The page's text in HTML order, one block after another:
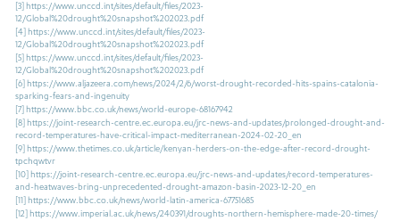
[3] https://www.unccd.int/sites/default/files/2023-
12/Global%20drought%20snapshot%202023.pdf
[4] https://www.unccd.int/sites/default/files/2023-
12/Global%20drought%20snapshot%202023.pdf
[5] https://www.unccd.int/sites/default/files/2023-
12/Global%20drought%20snapshot%202023.pdf
[6] https://www.aljazeera.com/news/2024/2/6/worst-drought-recorded-hits-spains-catalonia-
sparking-fears-and-ingenuity
[7] https://www.bbc.co.uk/news/world-europe-68167942
[8] https://joint-research-centre.ec.europa.eu/jrc-news-and-updates/prolonged-drought-and-
record-temperatures-have-critical-impact-mediterranean-2024-02-20_en
[9] https://www.thetimes.co.uk/article/kenyan-herders-on-the-edge-after-record-drought-
tpchqwtvr
[10] https://joint-research-centre.ec.europa.eu/jrc-news-and-updates/record-temperatures-
and-heatwaves-bring-unprecedented-drought-amazon-basin-2023-12-20_en
[11] https://www.bbc.co.uk/news/world-latin-america-67751685
[12] https://www.imperial.ac.uk/news/240391/droughts-northern-hemisphere-made-20-times/